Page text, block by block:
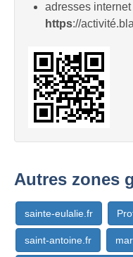
adresses
https://
Autres zones
sainte-eulalie.fr
saint-antoine.fr